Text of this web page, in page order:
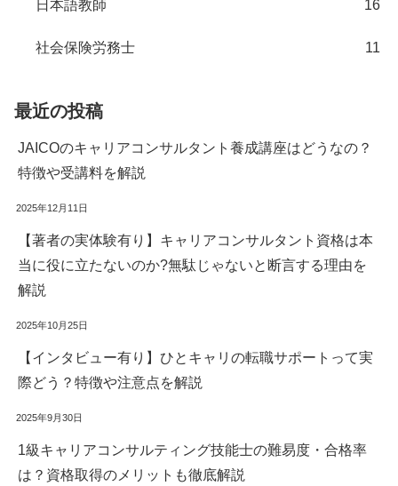
日本語教師 16
社会保険労務士 11
最近の投稿
JAICOのキャリアコンサルタント養成講座はどうなの？
特徴や受講料を解説
2025年12月11日
【著者の実体験有り】キャリアコンサルタント資格は本
当に役に立たないのか?無駄じゃないと断言する理由を
解説
2025年10月25日
【インタビュー有り】ひとキャリの転職サポートって実
際どう？特徴や注意点を解説
2025年9月30日
1級キャリアコンサルティング技能士の難易度・合格率
は？資格取得のメリットも徹底解説